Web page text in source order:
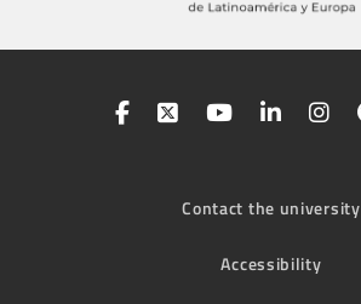
Contact the university
Accessibility